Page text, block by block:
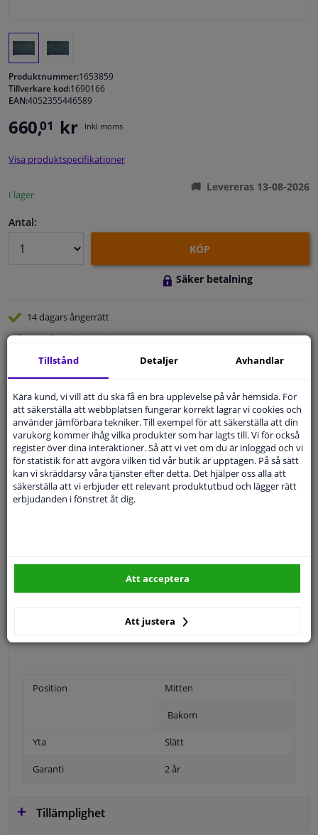
Fönster & Tillbehör
Bilvård & Tillbehör
Sensorer & Elsystem
Produktnummer:1653859
Tillverkare kod:1690166
EAN:4052355446589
660,01 kr Inkl moms
Visa produktspecifikationer
I lager
Levereras 13-08-2026
Antal:
KÖP
Säker betalning
14 dagarsångerrätt
Beställsmidigt och betala tryggt
Leverans inom 4 dagar
ExpertKundservice
Kundservice:Inte Tillgänglig Via Telefon
Ställ din fråga hos våra produktspecialister.
Frågor Och Svar
SÖK
Position Mitten
Bakom
Yta Slätt
Garanti 2 år
Tillämplighet
Tillstånd Detaljer Avhandlar
Kära kund, vi vill att du ska få en bra upplevelse på vår hemsida. För
att säkerställa att webbplatsen fungerar korrekt lagrar vi cookies och
använder jämförbara tekniker. Till exempel för att säkerställa att din
varukorg kommer ihåg vilka produkter som har lagts till. Vi för också
register över dina interaktioner. Så att vi vet om du är inloggad och vi
för statistik för att avgöra vilken tid vår butik är upptagen. På så sätt
kan vi skräddarsy våra tjänster efter detta. Det hjälper oss alla att
säkerställa att vi erbjuder ett relevant produktutbud och lägger rätt
erbjudanden i fönstret åt dig.
Att justera
Att acceptera